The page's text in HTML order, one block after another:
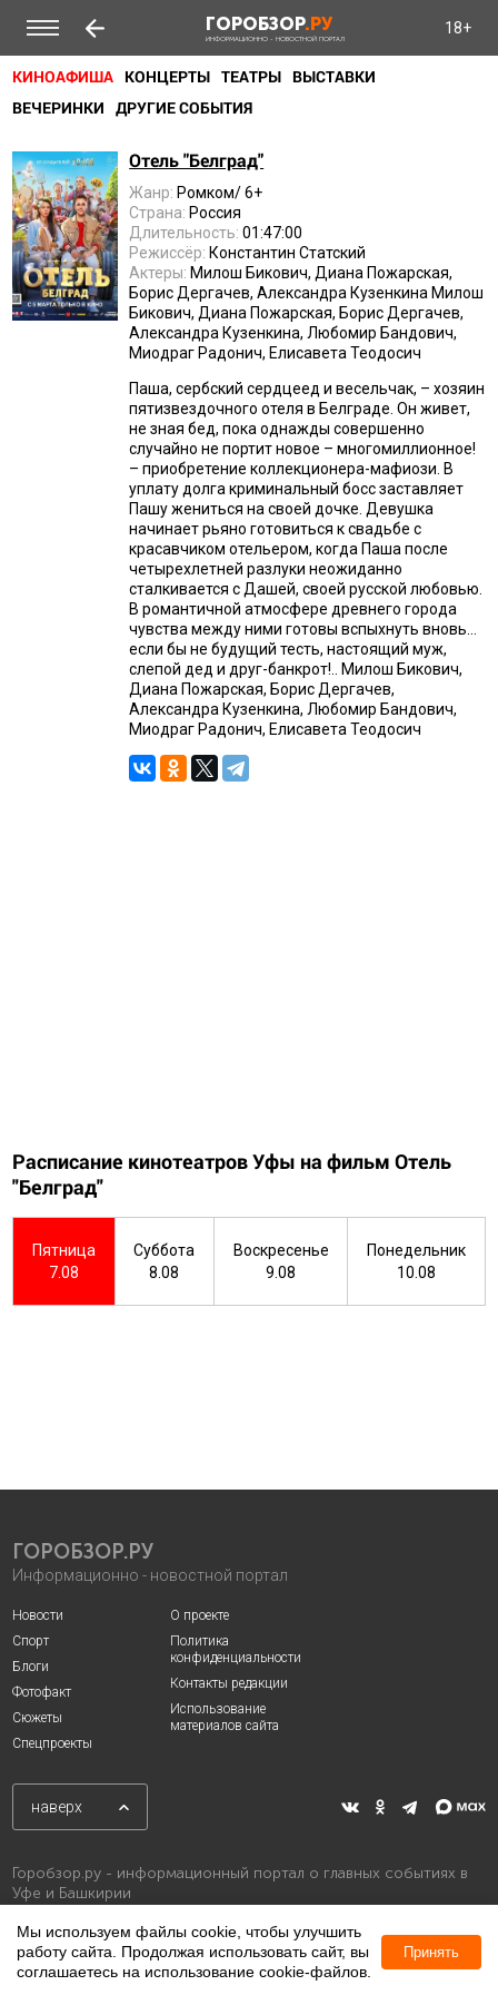
ГОРОБЗОР.РУ
ИНФОРМАЦИОННО - НОВОСТНОЙ ПОРТАЛ
18+
КИНОАФИША КОНЦЕРТЫ ТЕАТРЫ ВЫСТАВКИ
ВЕЧЕРИНКИ ДРУГИЕ СОБЫТИЯ
Отель "Белград"
Жанр: Ромком/ 6+
Страна: Россия
Длительность: 01:47:00
Режиссёр: Константин Статский
Актеры: Милош Бикович, Диана Пожарская,
Борис Дергачев, Александра Кузенкина Милош
Бикович, Диана Пожарская, Борис Дергачев,
Александра Кузенкина, Любомир Бандович,
Миодраг Радонич, Елисавета Теодосич
Паша, сербский сердцеед и весельчак, – хозяин
пятизвездочного отеля в Белграде. Он живет,
не зная бед, пока однажды совершенно
случайно не портит новое – многомиллионное!
– приобретение коллекционера-мафиози. В
уплату долга криминальный босс заставляет
Пашу жениться на своей дочке. Девушка
начинает рьяно готовиться к свадьбе с
красавчиком отельером, когда Паша после
четырехлетней разлуки неожиданно
сталкивается с Дашей, своей русской любовью.
В романтичной атмосфере древнего города
чувства между ними готовы вспыхнуть вновь…
если бы не будущий тесть, настоящий муж,
слепой дед и друг-банкрот!.. Милош Бикович,
Диана Пожарская, Борис Дергачев,
Александра Кузенкина, Любомир Бандович,
Миодраг Радонич, Елисавета Теодосич
Расписание кинотеатров Уфы на фильм Отель
"Белград"
Пятница
7.08
Суббота
8.08
Воскресенье
9.08
Понедельник
10.08
ГОРОБЗОР.РУ
Информационно - новостной портал
Новости
Спорт
Блоги
Фотофакт
Сюжеты
Спецпроекты
О проекте
Политика
конфиденциальности
Контакты редакции
Использование
материалов сайта
наверх
Горобзор.ру - информационный портал о главных событиях в
Уфе и Башкирии
Мы используем файлы cookie, чтобы улучшить
работу сайта. Продолжая использовать сайт, вы
соглашаетесь на использование cookie-файлов.
Принять